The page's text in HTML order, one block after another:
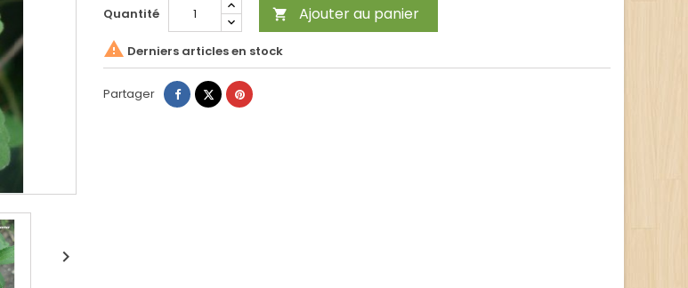

Quantité  Ajouter au panier
 Derniers articles en stock
Partager PartagerTweetPinterest